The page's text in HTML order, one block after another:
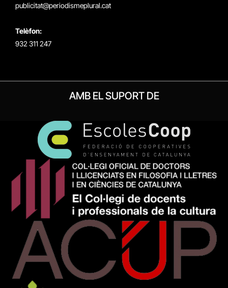
publicitat@periodismeplural.cat
Telèfon:
932 311 247
AMB EL SUPORT DE